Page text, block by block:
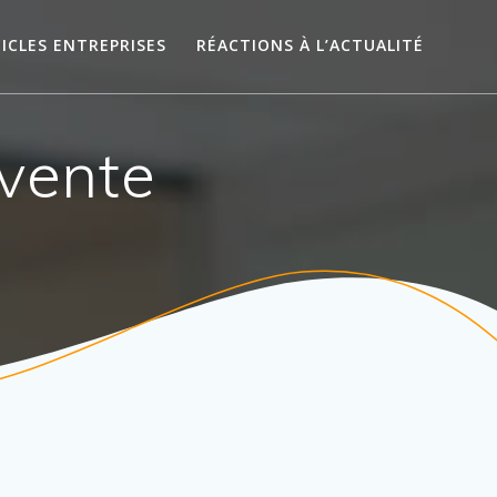
ENTREPRISES RÉACTIONS À L’ACTUALITÉ